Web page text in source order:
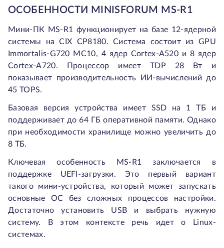
ОСОБЕННОСТИ MINISFORUM MS-R1
Мини-ПК MS-R1 функционирует на базе 12-ядерной
системы на CIX CP8180. Система состоит из GPU
Immortalis-G720 MC10, 4 ядер Cortex-A520 и 8 ядер
Cortex-A720. Процессор имеет TDP 28 Вт и
показывает производительность ИИ-вычислений до
45 TOPS.
Базовая версия устройства имеет SSD на 1 ТБ и
поддерживает до 64 ГБ оперативной памяти. Однако
при необходимости хранилище можно увеличить до
8 ТБ.
Ключевая особенность MS-R1 заключается в
поддержке UEFI-загрузки. Это первый вариант
такого мини-устройства, который может запускать
основные ОС без сложных процессов настройки.
Достаточно установить USB и выбрать нужную
систему. В этом контексте речь идет о Linux-
системах.